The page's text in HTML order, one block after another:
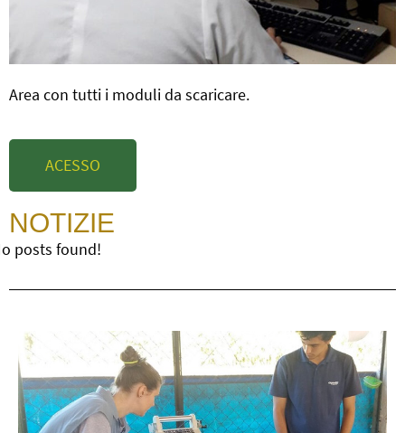
Area con tutti i moduli da scaricare.
ACESSO
NOTIZIE
posts found!